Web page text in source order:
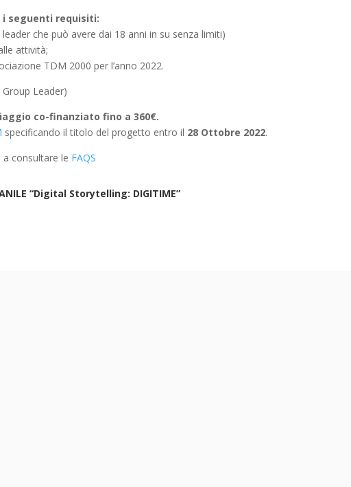
i seguenti requisiti:
che può avere dai 18 anni in su senza limiti)
attività;
TDM 2000 per l’anno 2022.
Leader)
co-finanziato fino a 360€.
specificando il titolo del progetto entro il 28 Ottobre 2022.
consultare le FAQS
“Digital Storytelling: DIGITIME”